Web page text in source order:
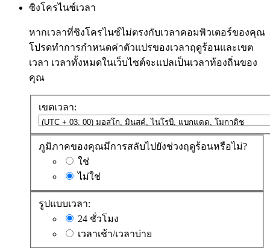
ซิงโครไนซ์เวลา
หากเวลาที่ซิงโครไนซ์ไม่ตรงกับเวลาคอมพิวเตอร์ของคุณ
โปรดทำการกำหนดค่าตัวแปรของเวลาฤดูร้อนและเขต
เวลา เวลาทั้งหมดในเว็บไซต์จะแปลเป็นเวลาท้องถิ่นของ
คุณ
เขตเวลา:
ภูมิภาคของคุณมีการสลับไปยังช่วงฤดูร้อนหรือไม่?
ใช่
ไม่ใช่
รูปแบบเวลา:
24 ชั่วโมง
เวลาเช้า/เวลาบ่าย